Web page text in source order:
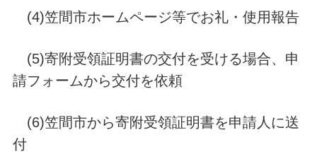
(4)笠間市ホームページ等でお礼・使用報告
(5)寄附受領証明書の交付を受ける場合、申
請フォームから交付を依頼
(6)笠間市から寄附受領証明書を申請人に送
付